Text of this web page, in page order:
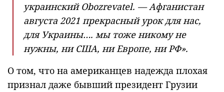
украинский Obozrevatel. — Афганистан
августа 2021 прекрасный урок для нас,
для Украины…. мы тоже никому не
нужны, ни США, ни Европе, ни РФ».
О том, что на американцев надежда плохая
признал даже бывший президент Грузии